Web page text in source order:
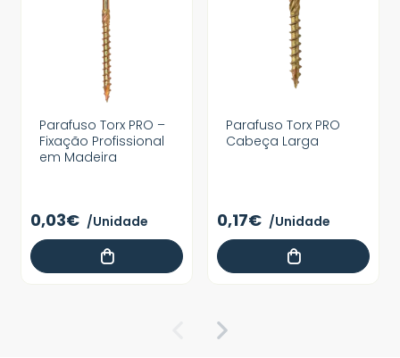
Parafuso Torx PRO –
Fixação Profissional
em Madeira
0,03€ /Unidade
Parafuso Torx PRO
Cabeça Larga
0,17€ /Unidade